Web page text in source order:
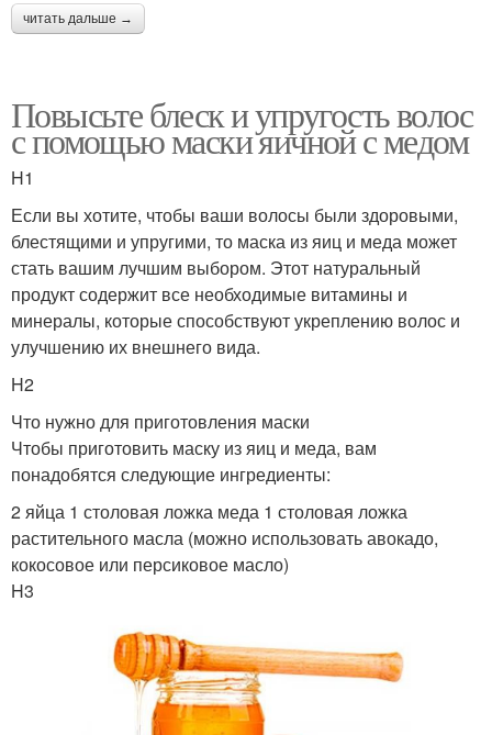
читать дальше →
Повысьте блеск и упругость волос
с помощью маски яичной с медом
H1
Если вы хотите, чтобы ваши волосы были здоровыми,
блестящими и упругими, то маска из яиц и меда может
стать вашим лучшим выбором. Этот натуральный
продукт содержит все необходимые витамины и
минералы, которые способствуют укреплению волос и
улучшению их внешнего вида.
H2
Что нужно для приготовления маски
Чтобы приготовить маску из яиц и меда, вам
понадобятся следующие ингредиенты:
2 яйца 1 столовая ложка меда 1 столовая ложка
растительного масла (можно использовать авокадо,
кокосовое или персиковое масло)
H3